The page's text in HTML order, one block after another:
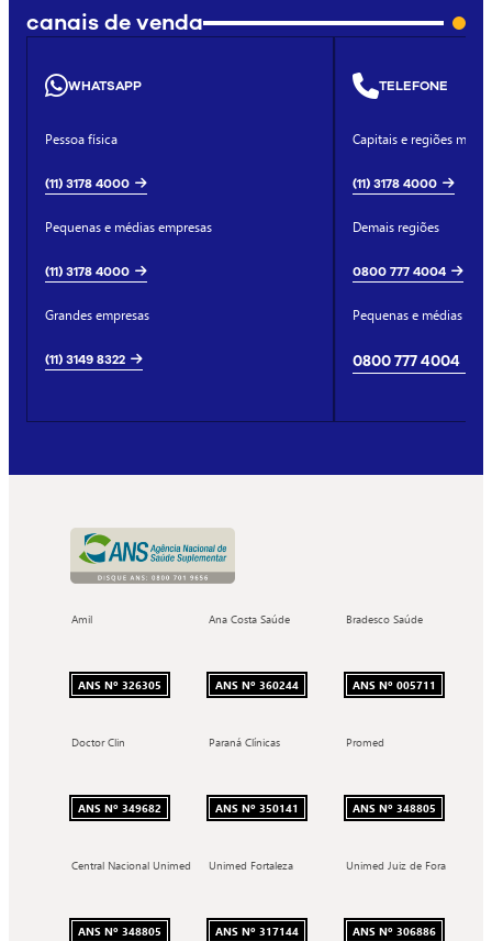
canais de venda
WHATSAPP
Pessoa física
(11) 3178 4000
Pequenas e médias empresas
(11) 3178 4000
Grandes empresas
(11) 3149 8322
TELEFONE
Capitais e regiões
(11) 3178 4000
Demais regiões
0800 777 4004
Pequenas e médias
0800 777 4004
Amil
ANS Nº 326305
Ana Costa Saúde
ANS Nº 360244
Bradesco Saúde
ANS Nº 005711
Doctor Clin
ANS Nº 349682
Paraná Clínicas
ANS Nº 350141
Promed
ANS Nº 348805
Central Nacional Unimed
ANS Nº 348805
Unimed Fortaleza
ANS Nº 317144
Unimed Juiz de Fora
ANS Nº 306886